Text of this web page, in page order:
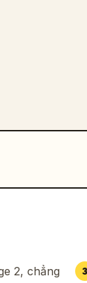
2, chẳng
3